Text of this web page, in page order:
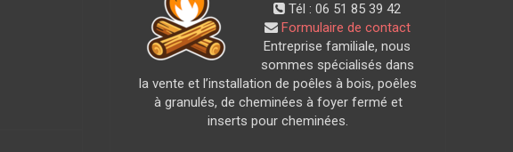
Tél :06 51 85 39 42
Formulaire de contact
Entreprise familiale, nous
sommes spécialisés dans
la vente et l’installation de poêles à bois, poêles
à granulés, de cheminées à foyer fermé et
inserts pour cheminées.